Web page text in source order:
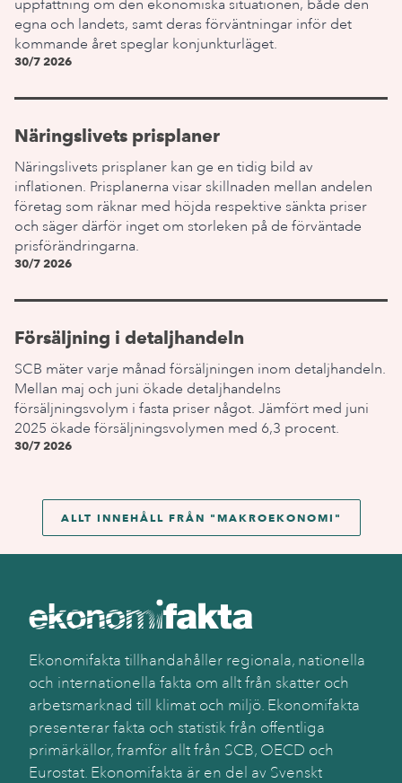
uppfattning om den ekonomiska situationen, både den
egna och landets, samt deras förväntningar inför det
kommande året speglar konjunkturläget.
30/7 2026
Näringslivets prisplaner
Näringslivets prisplaner kan ge en tidig bild av
inflationen. Prisplanerna visar skillnaden mellan andelen
företag som räknar med höjda respektive sänkta priser
och säger därför inget om storleken på de förväntade
prisförändringarna.
30/7 2026
Försäljning i detaljhandeln
SCB mäter varje månad försäljningen inom detaljhandeln.
Mellan maj och juni ökade detaljhandelns
försäljningsvolym i fasta priser något. Jämfört med juni
2025 ökade försäljningsvolymen med 6,3 procent.
30/7 2026
ALLT INNEHÅLL FRÅN " MAKROEKONOMI "
Ekonomifakta tillhandahåller regionala, nationella
och internationella fakta om allt från skatter och
arbetsmarknad till klimat och miljö. Ekonomifakta
presenterar fakta och statistik från offentliga
primärkällor, framför allt från SCB, OECD och
Eurostat. Ekonomifakta är en del av Svenskt